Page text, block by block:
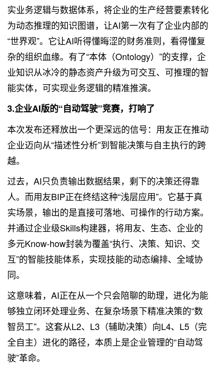
实业务逻辑与数据体系，将企业的生产经营要素转化
为动态推理的知识图谱，让AI第一次有了企业内部的
“世界观”。它让AI听得懂晦涩的财务准则，看得懂复
杂的组织血缘。有了“本体（Ontology）”的支撑，企
业知识从冰冷的静态资产升级为可交互、可推理的智
能实体，可实现业务逻辑的精准推演。
3.企业AI版的“自动驾驶”竞赛，打响了
本次发布还释放出一个更深远的信号：用友正在推动
企业迈向从“描述性分析”到智能决策与自主执行的跨
越。
过去，AI只负责输出数据结果，剩下的决策还得靠
人。而用友BIP正在终结这种“浅层应用”。它基于真
实场景，输出的是直接可落地、可操作的行动方案。
并通过企业级Skills构建器，将用友、生态、企业的
多元Know-how封装为覆盖“执行、决策、知识、交
互”的智能技能体系，实现技能的动态编排、全域协
同。
这意味着，AI正在从一个只会陪聊的助理，进化为能
够独立闭环处理业务、在复杂场景下精准决策的“数
智员工”。这套从L2、L3（辅助决策）向L4、L5（完
全自主）进化的路径，本质上是企业管理的“自动驾
驶”革命。